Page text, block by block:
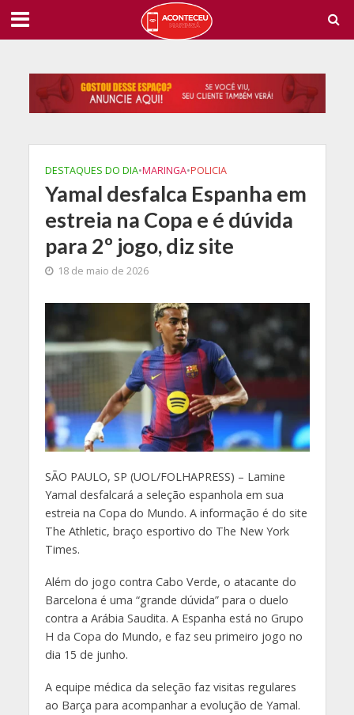
DESTAQUES DO DIA•MARINGA•POLICIA
Yamal desfalca Espanha em
estreia na Copa e é dúvida
para 2º jogo, diz site
18 de maio de 2026
SÃO PAULO, SP (UOL/FOLHAPRESS) – Lamine
Yamal desfalcará a seleção espanhola em sua
estreia na Copa do Mundo. A informação é do site
The Athletic, braço esportivo do The New York
Times.
Além do jogo contra Cabo Verde, o atacante do
Barcelona é uma “grande dúvida” para o duelo
contra a Arábia Saudita. A Espanha está no Grupo
H da Copa do Mundo, e faz seu primeiro jogo no
dia 15 de junho.
A equipe médica da seleção faz visitas regulares
ao Barça para acompanhar a evolução de Yamal.